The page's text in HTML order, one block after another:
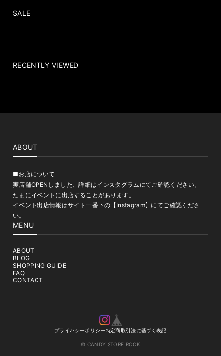
SALE
RECENTLY VIEWED
ABOUT
■お店について
実店舗OPENしました。詳細はインスタグラムにてご確認ください。
たまにイベントに出店することがあります。
イベント出店情報はサイト一番下の【Instagram】にてご確認くださ
い。
MENU
ABOUT
BLOG
SHOPPING GUIDE
FAQ
CONTACT
プライバシーポリシー特定商取引法に基づく表記
© CANDY STORE ROCK